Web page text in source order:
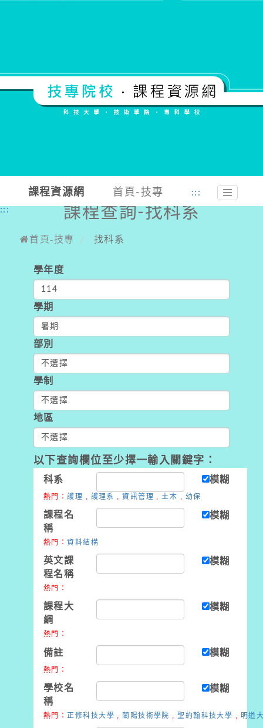
課程資源網 首頁-技專
:::
:::
課程查詢-找科系
首頁-技專 找科系
學年度
學期
部別
學制
地區
以下查詢欄位至少擇一輸入關鍵字：
科系 模糊
熱門：護理 , 護理系 ,資訊管理 ,土木 , 幼保
課程名
稱
模糊
熱門：資料結構
英文課
程名稱
模糊
熱門：
課程大
綱
模糊
熱門：
備註 模糊
熱門：
學校名
稱
模糊
熱門：正修科技大學 , 蘭陽技術學院 ,聖約翰科技大學 , 明道